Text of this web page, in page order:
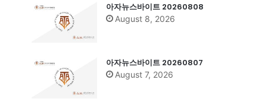
아자뉴스바이트 20260808
August 8, 2026
아자뉴스바이트 20260807
August 7, 2026